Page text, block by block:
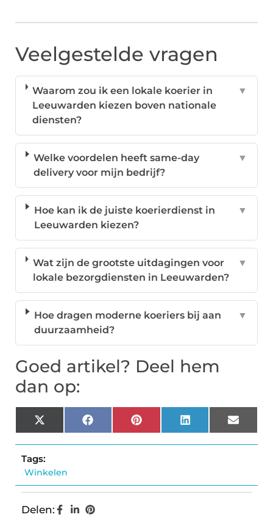
Veelgestelde vragen
Waarom zou ik een lokale koerier in
Leeuwarden kiezen boven nationale
diensten?
▼
Welke voordelen heeft same-day
delivery voor mijn bedrijf?
▼
Hoe kan ik de juiste koerierdienst in
Leeuwarden kiezen?
▼
Wat zijn de grootste uitdagingen voor
lokale bezorgdiensten in Leeuwarden?
▼
Hoe dragen moderne koeriers bij aan
duurzaamheid?
▼
Goed artikel? Deel hem
dan op:
X
(Twitter)
FacebookPinterestLinkedIn Email
Tags:
Winkelen
Delen: